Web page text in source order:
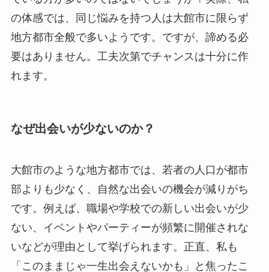
の体感では、同じ悩みを持つ人は大館市に限らず
地方都市全般で多いようです。ですが、諦める必
要はありません。工夫次第でチャンスは十分に作
れます。
なぜ出会いが少ないのか？
大館市のような地方都市では、若者の人口が都市
部よりも少なく、自然な出会いの機会が減りがち
です。例えば、職場や学校での新しい出会いが少
ない、イベントやパーティーが頻繁に開催されな
いなどが理由として挙げられます。正直、私も
「このままじゃ一生出会えないかも」と焦ったこ